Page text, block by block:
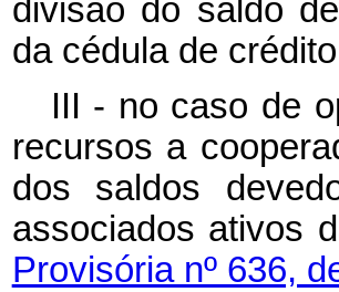
divisão do saldo
da cédula de
III - no caso de
recursos a
dos saldos
associados ativos
Provisória nº 636,